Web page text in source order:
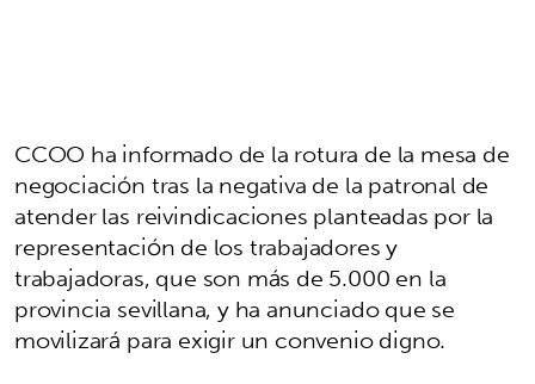
CCOO ha informado de la rotura de la mesa de
negociación tras la negativa de la patronal de
atender las reivindicaciones planteadas por la
representación de los trabajadores y
trabajadoras, que son más de 5.000 en la
provincia sevillana, y ha anunciado que se
movilizará para exigir un convenio digno.